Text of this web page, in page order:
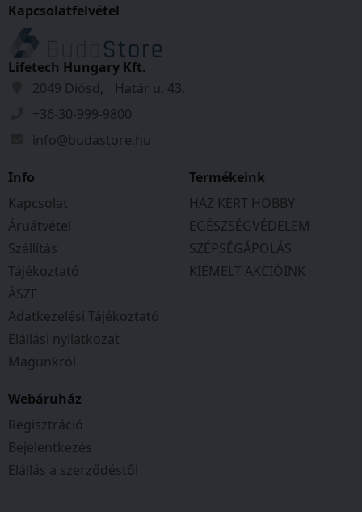
EN 13724 szabványnak megfelelő
levélszekrény
krómozott postaláda zár
kettő darab kulccsal
fehér vagy ezüst színben
rögzítő csavarokkal
Magasság:
Szélesség:
Ajtó magasság:
Ajtó szélesség:
Anyag:
Szín:
Ezüst
Tömeg:
Kapcsolatfelvétel
Lifetech Hungary Kft.
2049 Diósd, Határ u. 43.
+36-30-999-9800
info@budastore.hu
Info
Kapcsolat
Áruátvétel
Szállítás
Tájékoztató
ÁSZF
Adatkezelési Tájékoztató
Elállási nyilatkozat
Magunkról
Termékeink
HÁZ KERT HOBBY
EGÉSZSÉGVÉDELEM
SZÉPSÉGÁPOLÁS
KIEMELT AKCIÓINK
Webáruház
Regisztráció
Bejelentkezés
Elállás a szerződéstől